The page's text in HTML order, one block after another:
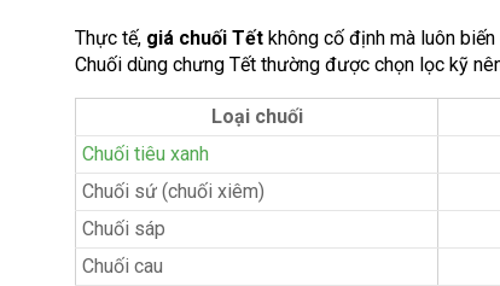
Thực tế, giá chuối Tết không cố định mà luôn
Chuối dùng chưng Tết thường được chọn lọc kỹ
Loại chuối
Chuối tiêu xanh
Chuối sứ (chuối xiêm)
Chuối sáp
Chuối cau